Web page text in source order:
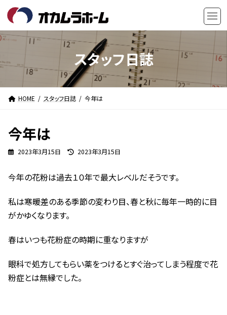
テ
ン
へ
キ
ゲ
ー
ョ
に
スタッフ日誌
HOME スタッフ日誌 今年は
今年は
2023年3月15日
最
新
時
:
2023年3月15日
今年の花粉は過去１０年で最大レベルだそうです。
私は寒暖差のある季節の変わり目、春と秋に毎年一時的に目
がかゆくなります。
春はいつも花粉症の時期に重なりますが
眼科で処方してもらい薬をつけるとすぐ治ってしまう程度で花
粉症とは無縁でした。